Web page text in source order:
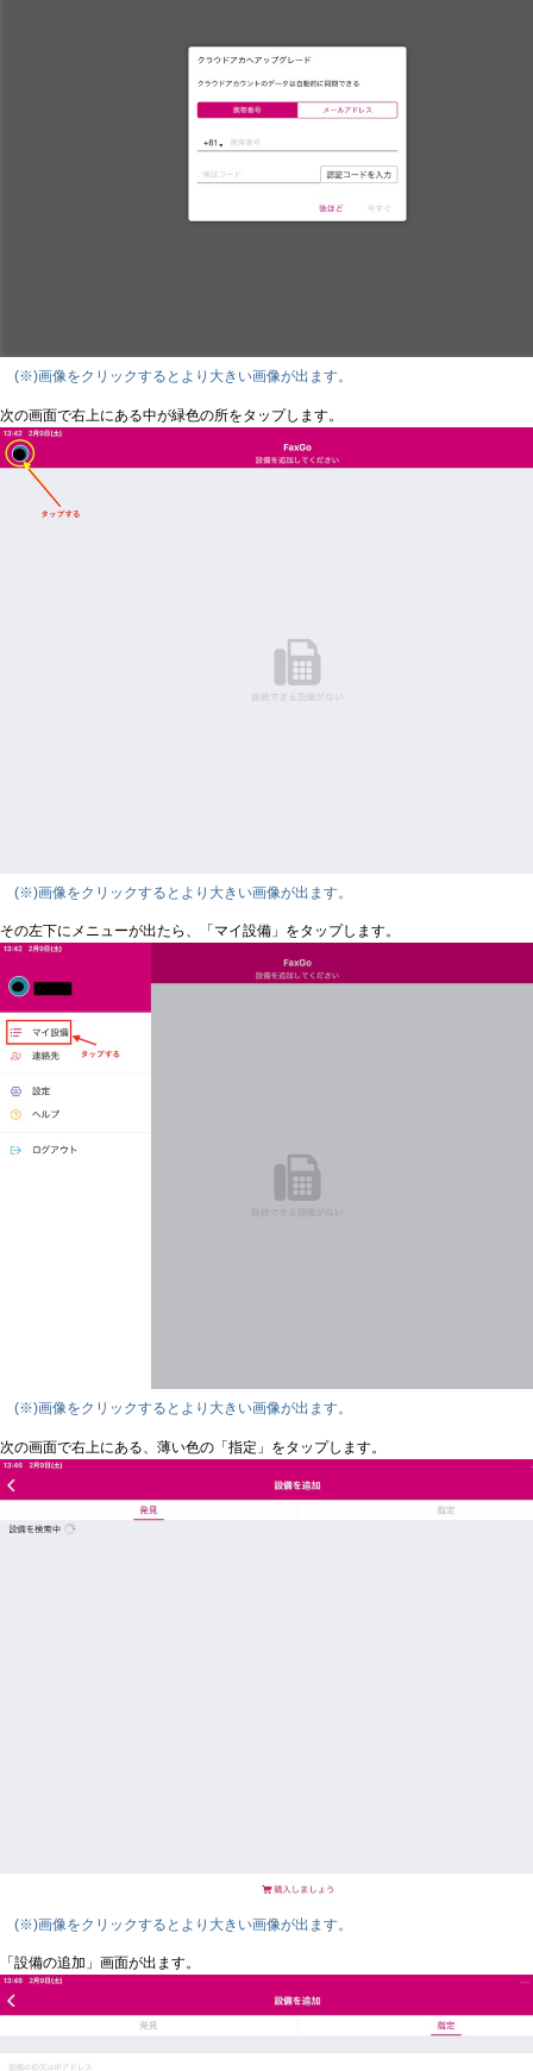
(※)画像をクリックするとより大きい画像が出ます。
次の画面で右上にある中が緑色の所をタップします。
(※)画像をクリックするとより大きい画像が出ます。
その左下にメニューが出たら、「マイ設備」をタップします。
(※)画像をクリックするとより大きい画像が出ます。
次の画面で右上にある、薄い色の「指定」をタップします。
(※)画像をクリックするとより大きい画像が出ます。
「設備の追加」画面が出ます。